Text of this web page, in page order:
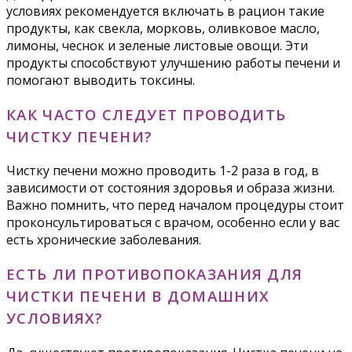
условиях рекомендуется включать в рацион такие
продукты, как свекла, морковь, оливковое масло,
лимоны, чеснок и зеленые листовые овощи. Эти
продукты способствуют улучшению работы печени и
помогают выводить токсины.
КАК ЧАСТО СЛЕДУЕТ ПРОВОДИТЬ
ЧИСТКУ ПЕЧЕНИ?
Чистку печени можно проводить 1-2 раза в год, в
зависимости от состояния здоровья и образа жизни.
Важно помнить, что перед началом процедуры стоит
проконсультироваться с врачом, особенно если у вас
есть хронические заболевания.
ЕСТЬ ЛИ ПРОТИВОПОКАЗАНИЯ ДЛЯ
ЧИСТКИ ПЕЧЕНИ В ДОМАШНИХ
УСЛОВИЯХ?